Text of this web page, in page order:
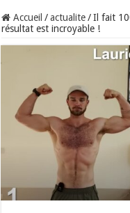
Accueil / actualite / Il fait
résultat est incroyable !